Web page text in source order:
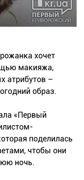
хочет
макияжа,
атрибутов –
образ.
«Первый
поделилась
чтобы они
ночь.